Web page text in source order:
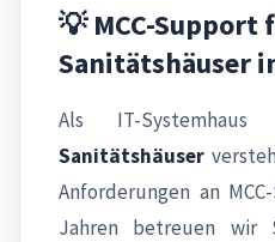
💡 MCC-Support
Sanitätshäuser
Als IT-
Sanitätshäuser
Anforderungen an
Jahren betreuen wir